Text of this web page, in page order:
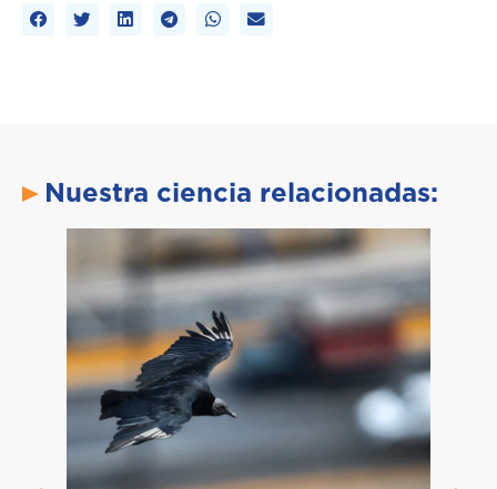
Nuestra ciencia relacionadas: